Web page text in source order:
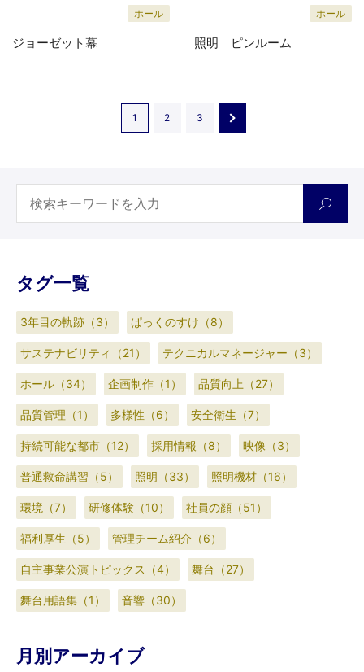
ホール
ジョーゼット幕
ホール
照明 ピンルーム
1 2 3
タグ一覧
3年目の軌跡（3） ぱっくのすけ（8）
サステナビリティ（21） テクニカルマネージャー（3）
ホール（34） 企画制作（1） 品質向上（27）
品質管理（1） 多様性（6） 安全衛生（7）
持続可能な都市（12） 採用情報（8） 映像（3）
普通救命講習（5） 照明（33） 照明機材（16）
環境（7） 研修体験（10） 社員の顔（51）
福利厚生（5） 管理チーム紹介（6）
自主事業公演トピックス（4） 舞台（27）
舞台用語集（1） 音響（30）
月別アーカイブ